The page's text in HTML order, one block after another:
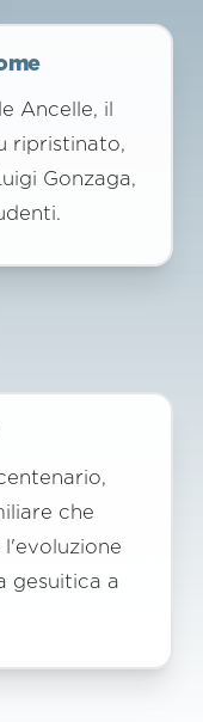
Ancelle, il
ripristinato,
Gonzaga,
che
gesuitica a